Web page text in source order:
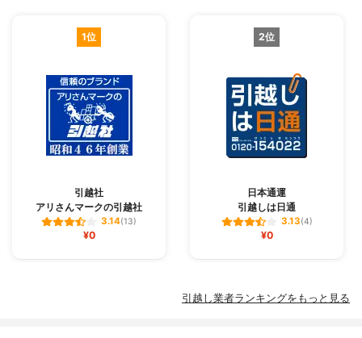
1位
引越社
アリさんマークの引越社
3.14(13)
¥0
2位
日本通運
引越しは日通
3.13(4)
¥0
引越し業者ランキングをもっと見る